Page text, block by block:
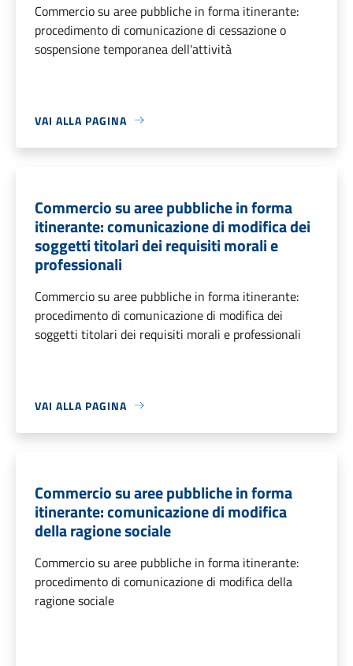
Commercio su aree pubbliche in forma itinerante:
procedimento di comunicazione di cessazione o
sospensione temporanea dell'attività
VAI ALLA PAGINA
Commercio su aree pubbliche in forma
itinerante: comunicazione di modifica dei
soggetti titolari dei requisiti morali e
professionali
Commercio su aree pubbliche in forma itinerante:
procedimento di comunicazione di modifica dei
soggetti titolari dei requisiti morali e professionali
VAI ALLA PAGINA
Commercio su aree pubbliche in forma
itinerante: comunicazione di modifica
della ragione sociale
Commercio su aree pubbliche in forma itinerante:
procedimento di comunicazione di modifica della
ragione sociale